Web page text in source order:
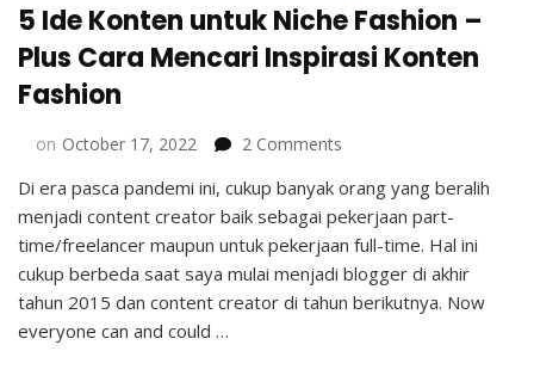
5 Ide Konten untuk Niche Fashion –
Plus Cara Mencari Inspirasi Konten
Fashion
on October 17, 2022 2 Comments
Ide
Konten
untuk
Niche
Fashion
Di era pasca pandemi ini, cukup banyak orang yang beralih
menjadi content creator baik sebagai pekerjaan part-
time/freelancer maupun untuk pekerjaan full-time. Hal ini
cukup berbeda saat saya mulai menjadi blogger di akhir
tahun 2015 dan content creator di tahun berikutnya. Now
everyone can and could …